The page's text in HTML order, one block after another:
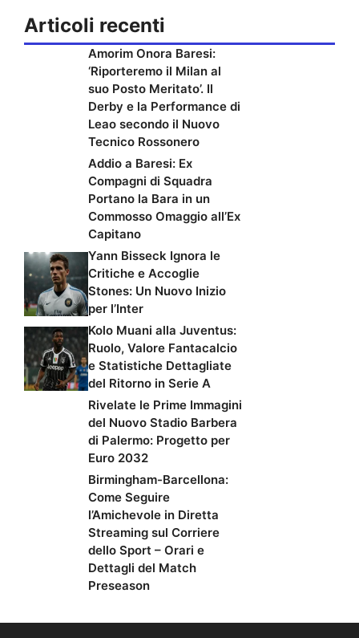
Articoli recenti
Amorim Onora Baresi:
‘Riporteremo il Milan al
suo Posto Meritato’. Il
Derby e la Performance di
Leao secondo il Nuovo
Tecnico Rossonero
Addio a Baresi: Ex
Compagni di Squadra
Portano la Bara in un
Commosso Omaggio all’Ex
Capitano
Yann Bisseck Ignora le
Critiche e Accoglie
Stones: Un Nuovo Inizio
per l’Inter
Kolo Muani alla Juventus:
Ruolo, Valore Fantacalcio
e Statistiche Dettagliate
del Ritorno in Serie A
Rivelate le Prime Immagini
del Nuovo Stadio Barbera
di Palermo: Progetto per
Euro 2032
Birmingham-Barcellona:
Come Seguire
l’Amichevole in Diretta
Streaming sul Corriere
dello Sport – Orari e
Dettagli del Match
Preseason